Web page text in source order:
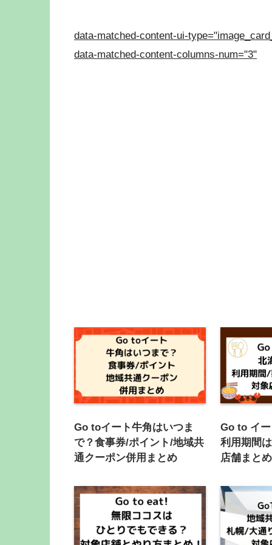
data-matched-content-ui-
data-matched-content-columns-num="3"
Go toイート牛角はいつま
で？食事券/ポイント/地域共
通クーポン併用まとめ
Go to イ
利用期間
店舗まとめ